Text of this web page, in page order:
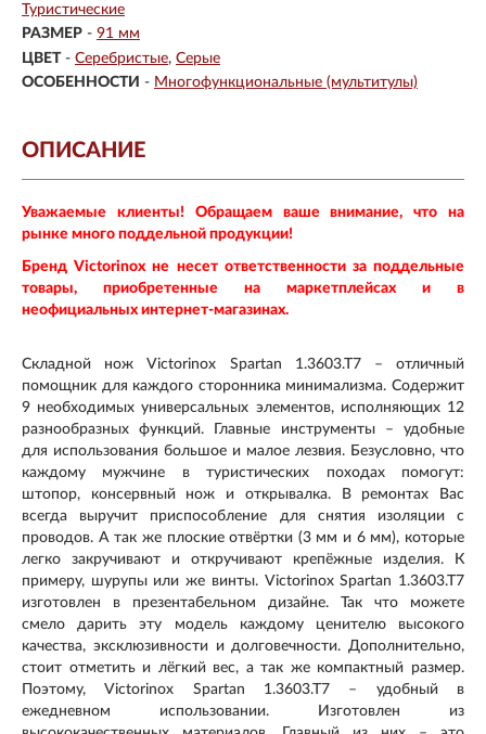
Туристические
РАЗМЕР - 91 мм
ЦВЕТ - Серебристые Серые
ОСОБЕННОСТИ - Многофункциональные (мультитулы)
ОПИСАНИЕ
Уважаемые клиенты! Обращаем ваше внимание, что на
рынке много поддельной продукции!
Бренд Victorinox не несет ответственности за поддельные
товары, приобретенные на маркетплейсах и в
неофициальных интернет-магазинах.
Складной нож Victorinox Spartan 1.3603.T7 – отличный
помощник для каждого сторонника минимализма. Содержит
9 необходимых универсальных элементов, исполняющих 12
разнообразных функций. Главные инструменты – удобные
для использования большое и малое лезвия. Безусловно, что
каждому мужчине в туристических походах помогут:
штопор, консервный нож и открывалка. В ремонтах Вас
всегда выручит приспособление для снятия изоляции с
проводов. А так же плоские отвёртки (3 мм и 6 мм), которые
легко закручивают и откручивают крепёжные изделия. К
примеру, шурупы или же винты. Victorinox Spartan 1.3603.T7
изготовлен в презентабельном дизайне. Так что можете
смело дарить эту модель каждому ценителю высокого
качества, эксклюзивности и долговечности. Дополнительно,
стоит отметить и лёгкий вес, а так же компактный размер.
Поэтому, Victorinox Spartan 1.3603.T7 – удобный в
ежедневном использовании. Изготовлен из